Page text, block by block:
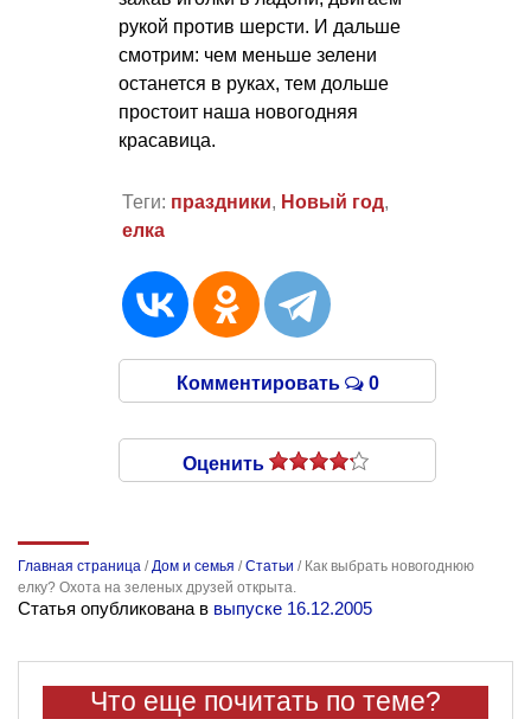
рукой против шерсти. И дальше
смотрим: чем меньше зелени
останется в руках, тем дольше
простоит наша новогодняя
красавица.
Теги: праздники, Новый год,
елка
Комментировать 0
Оценить
Главная страница /Дом и семья /Статьи / Как выбрать новогоднюю
елку? Охота на зеленых друзей открыта.
Статья опубликована в выпуске 16.12.2005
Что еще почитать по теме?